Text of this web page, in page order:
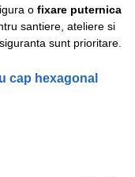
o fixare puternica
santiere, ateliere si
sunt prioritare.
cap hexagonal